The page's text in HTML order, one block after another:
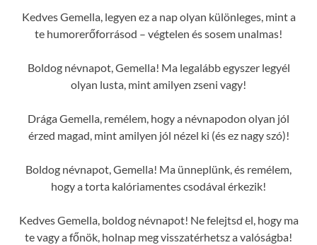
Kedves Gemella, legyen ez a nap olyan különleges, mint a
te humorerőforrásod – végtelen és sosem unalmas!
Boldog névnapot, Gemella! Ma legalább egyszer legyél
olyan lusta, mint amilyen zseni vagy!
Drága Gemella, remélem, hogy a névnapodon olyan jól
érzed magad, mint amilyen jól nézel ki (és ez nagy szó)!
Boldog névnapot, Gemella! Ma ünneplünk, és remélem,
hogy a torta kalóriamentes csodával érkezik!
Kedves Gemella, boldog névnapot! Ne felejtsd el, hogy ma
te vagy a főnök, holnap meg visszatérhetsz a valóságba!